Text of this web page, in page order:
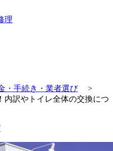
理
・手続き・業者選び>
内訳やトイレ全体の交換につ